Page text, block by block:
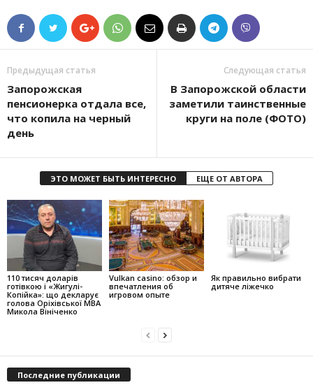
Предыдущая статья
Запорожcкая
пенсионерка отдала все,
что копила на черный
день
Следующая статья
В Запорожской области
заметили таинственные
круги на поле (ФОТО)
ЭТО МОЖЕТ БЫТЬ ИНТЕРЕСНО ЕЩЕ ОТ АВТОРА
110 тисяч доларів
готівкою і «Жигулі-
Копійка»: що декларує
голова Оріхівської МВА
Микола Вініченко
Vulkan casino: обзор и
впечатления об
игровом опыте
Як правильно вибрати
дитяче ліжечко
Последние публикации